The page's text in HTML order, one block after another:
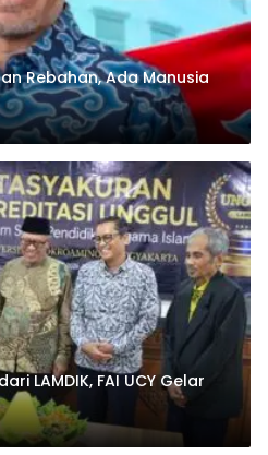
Rebahan, Ada Manusia
LAMDIK, FAI UCY Gelar